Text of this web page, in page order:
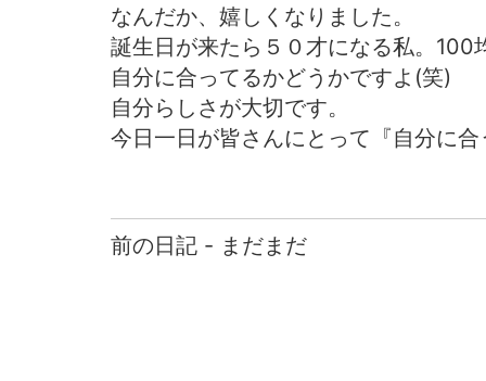
なんだか、嬉しくなりました。
誕生日が来たら５０才になる私。100
自分に合ってるかどうかですよ(笑)
自分らしさが大切です。
今日一日が皆さんにとって『自分に
前の日記 - まだまだ